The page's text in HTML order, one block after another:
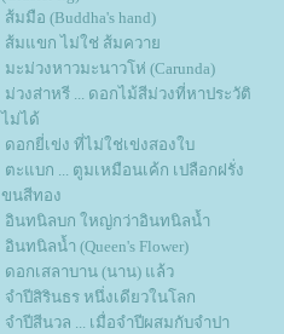
ส้มมือ (Buddha's hand)
ส้มแขก ไม่ใช่ ส้มควา
มะม่วงหาวมะนาวโห่ (Carunda)
ม่วงส่าหรี ... ดอกไม้สีม่วงที่หาประวัติ
ไม่ได้
ดอกยี่เข่ง ที่ไม่ใช่เข่งสองใบ
ตะแบก ... ตูมเหมือนเค้ก เปลือกฝรั่ง
ขนสีทอง
อินทนิลบก ใหญ่กว่าอินทนิลน้ำ
อินทนิลน้ำ (Queen's Flower)
ดอกเสลาบาน (นาน) แล้ว
จำปีสิรินธร หนึ่งเดียวในโลก
จำปีสีนวล ... เมื่อจำปีผสมกับจำปา